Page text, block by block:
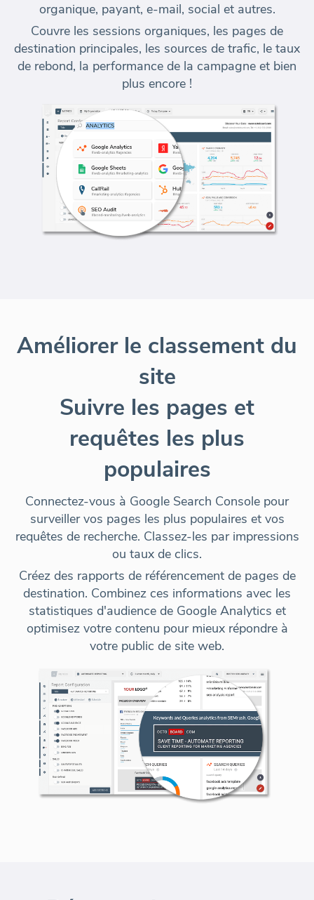
organique, payant, e-mail, social et autres.
Couvre les sessions organiques, les pages de
destination principales, les sources de trafic, le taux
de rebond, la performance de la campagne et bien
plus encore !
Améliorer le classement du
site
Suivre les pages et
requêtes les plus
populaires
Connectez-vous à Google Search Console pour
surveiller vos pages les plus populaires et vos
requêtes de recherche. Classez-les par impressions
ou taux de clics.
Créez des rapports de référencement de pages de
destination. Combinez ces informations avec les
statistiques d'audience de Google Analytics et
optimisez votre contenu pour mieux répondre à
votre public de site web.